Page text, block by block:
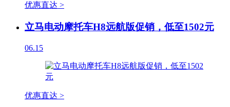
优惠直达 >
立马电动摩托车H8远航版促销，低至1502元
06.15
优惠直达 >